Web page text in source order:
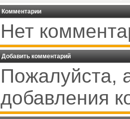
Комментарии
Нет
Добавить комментарий
Пожалуйста,
добавления